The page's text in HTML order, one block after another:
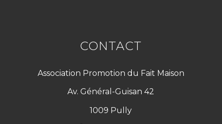
CONTACT
Association Promotion du Fait Maison
Av. Général-Guisan 42
1009 Pully